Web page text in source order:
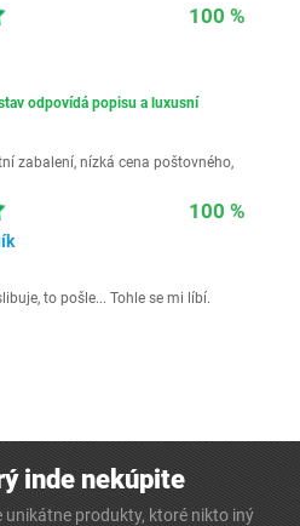
100 %
odpovídá popisu a luxusní
zabalení, nízká cena poštovného,
100 %
to pošle... Tohle se mi líbí.
inde nekúpite
unikátne produkty, ktoré nikto iný